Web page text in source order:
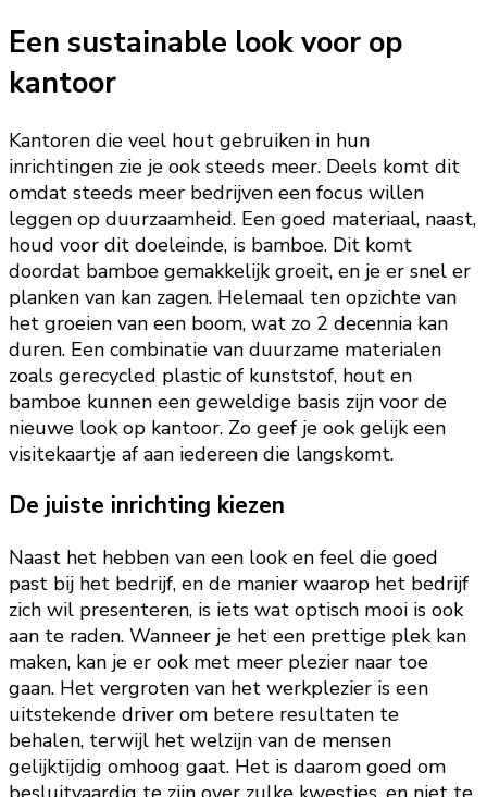
Een sustainable look voor op
kantoor
Kantoren die veel hout gebruiken in hun
inrichtingen zie je ook steeds meer. Deels komt dit
omdat steeds meer bedrijven een focus willen
leggen op duurzaamheid. Een goed materiaal, naast,
houd voor dit doeleinde, is bamboe. Dit komt
doordat bamboe gemakkelijk groeit, en je er snel er
planken van kan zagen. Helemaal ten opzichte van
het groeien van een boom, wat zo 2 decennia kan
duren. Een combinatie van duurzame materialen
zoals gerecycled plastic of kunststof, hout en
bamboe kunnen een geweldige basis zijn voor de
nieuwe look op kantoor. Zo geef je ook gelijk een
visitekaartje af aan iedereen die langskomt.
De juiste inrichting kiezen
Naast het hebben van een look en feel die goed
past bij het bedrijf, en de manier waarop het bedrijf
zich wil presenteren, is iets wat optisch mooi is ook
aan te raden. Wanneer je het een prettige plek kan
maken, kan je er ook met meer plezier naar toe
gaan. Het vergroten van het werkplezier is een
uitstekende driver om betere resultaten te
behalen, terwijl het welzijn van de mensen
gelijktijdig omhoog gaat. Het is daarom goed om